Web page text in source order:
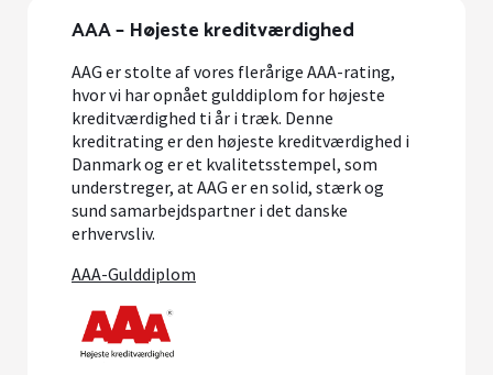
AAA – Højeste kreditværdighed
AAG er stolte af vores flerårige AAA-rating,
hvor vi har opnået gulddiplom for højeste
kreditværdighed ti år i træk. Denne
kreditrating er den højeste kreditværdighed i
Danmark og er et kvalitetsstempel, som
understreger, at AAG er en solid, stærk og
sund samarbejdspartner i det danske
erhvervsliv.
AAA-Gulddiplom